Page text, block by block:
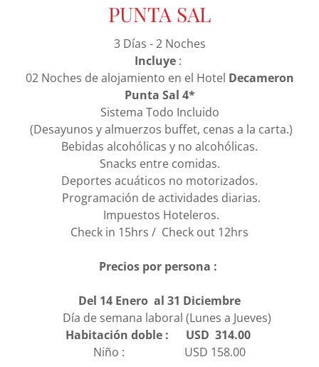
PUNTA SAL
3 Días - 2 Noches
Incluye :
02 Noches de alojamiento en el Hotel Decameron
Punta Sal 4*
Sistema Todo Incluido
(Desayunos y almuerzos buffet, cenas a la carta.)
Bebidas alcohólicas y no alcohólicas.
Snacks entre comidas.
Deportes acuáticos no motorizados.
Programación de actividades diarias.
Impuestos Hoteleros.
Check in 15hrs / Check out 12hrs
Precios por persona :
Del 14 Enero al 31 Diciembre
Día de semana laboral (Lunes a Jueves)
Habitación doble : USD 314.00
Niño : USD 158.00